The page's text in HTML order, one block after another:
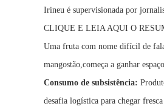
Irineu é supervisionada por
CLIQUE E LEIA AQUI O
Uma fruta com nome difícil de
mangostão,começa a ganhar
Consumo de subsistência:
desafia logística para chegar